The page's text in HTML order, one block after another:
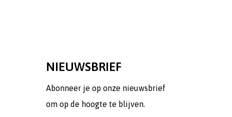
NIEUWSBRIEF
Abonneer je op onze nieuwsbrief
om op de hoogte te blijven.